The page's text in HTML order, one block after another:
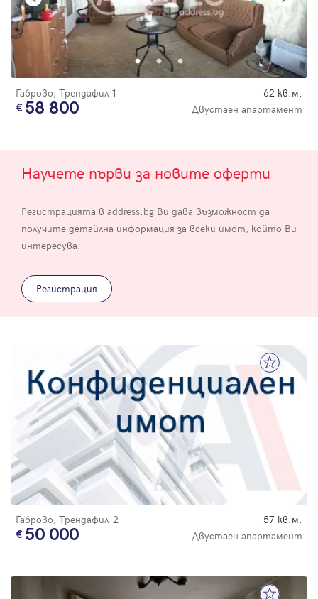
Габрово, Трендафил 1 62 кв.м.
58 800 Двустаен апартамент
Научете първи за новите оферти
Регистрацията в address.bg Ви дава възможност да
получите детайлна информация за всеки имот, който Ви
интересува.
Регистрация
Габрово, Трендафил-2 57 кв.м.
50 000 Двустаен апартамент